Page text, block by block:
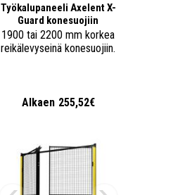
Työkalupaneeli Axelent X-
Guard konesuojiin
1900 tai 2200 mm korkea
reikälevyseinä konesuojiin.
Alkaen 255,52€